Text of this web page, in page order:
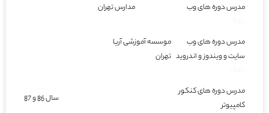
مدرس دوره های وب
مدارس تهران
مدرس دوره های وب
سایت و ویندوز و اندروید
موسسه آموزشی آریا
تهران
مدرس دوره های کنکور
کامپیوتر
سال 86 و 87